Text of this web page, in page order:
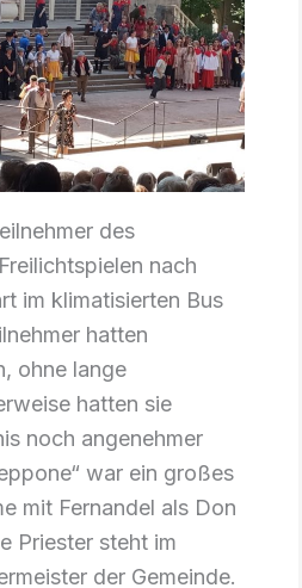
des
nach
im klimatisierten Bus
hatten
ohne lange
hatten sie
noch angenehmer
war ein großes
mit Fernandel als Don
Priester steht im
der Gemeinde.